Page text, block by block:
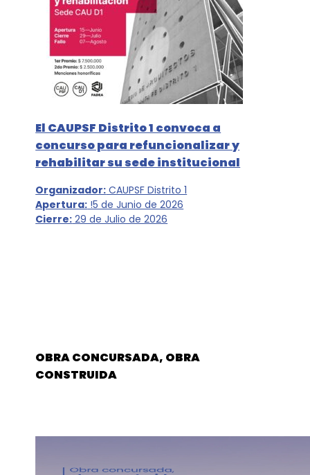
El CAUPSF Distrito 1 convoca a
concurso para refuncionalizar y
rehabilitar su sede institucional
Organizador: CAUPSF Distrito 1
Apertura: !5 de Junio de 2026
Cierre: 29 de Julio de 2026
OBRA CONCURSADA, OBRA
CONSTRUIDA